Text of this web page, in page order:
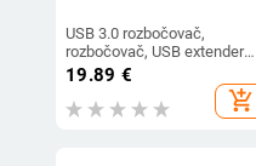
USB 3.0 rozbočovač,
rozbočovač, USB extender
pre notebook, kompaktný,
viacrozhranný, dropshipping
19.89 €
add_shopping_cart